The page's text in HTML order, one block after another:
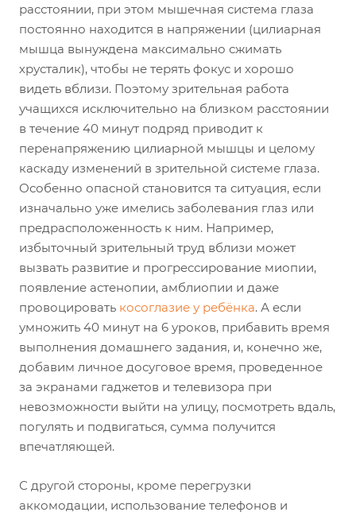
расстоянии, при этом мышечная система глаза
постоянно находится в напряжении (цилиарная
мышца вынуждена максимально сжимать
хрусталик), чтобы не терять фокус и хорошо
видеть вблизи. Поэтому зрительная работа
учащихся исключительно на близком расстоянии
в течение 40 минут подряд приводит к
перенапряжению цилиарной мышцы и целому
каскаду изменений в зрительной системе глаза.
Особенно опасной становится та ситуация, если
изначально уже имелись заболевания глаз или
предрасположенность к ним. Например,
избыточный зрительный труд вблизи может
вызвать развитие и прогрессирование миопии,
появление астенопии, амблиопии и даже
провоцировать косоглазие у ребёнка. А если
умножить 40 минут на 6 уроков, прибавить время
выполнения домашнего задания, и, конечно же,
добавим личное досуговое время, проведенное
за экранами гаджетов и телевизора при
невозможности выйти на улицу, посмотреть вдаль,
погулять и подвигаться, сумма получится
впечатляющей.
С другой стороны, кроме перегрузки
аккомодации, использование телефонов и